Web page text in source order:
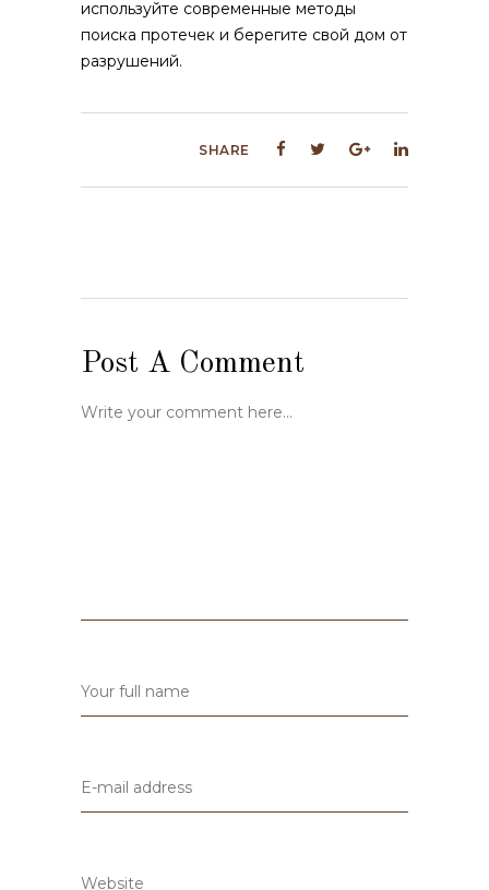
используйте современные методы
поиска протечек и берегите свой дом от
разрушений.
SHARE
Post A Comment